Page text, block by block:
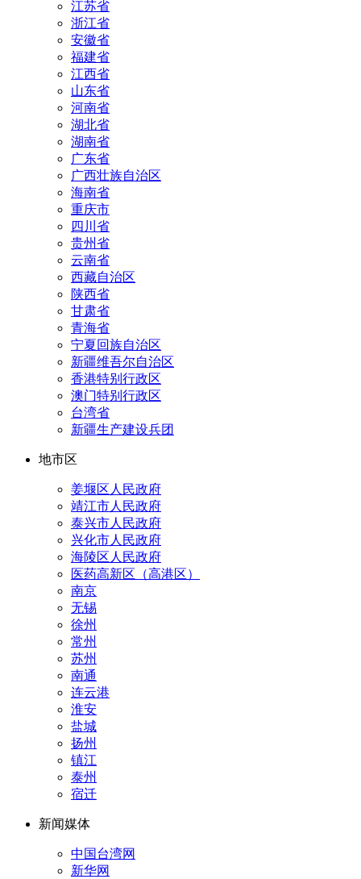
江苏省
浙江省
安徽省
福建省
江西省
山东省
河南省
湖北省
湖南省
广东省
广西壮族自治区
海南省
重庆市
四川省
贵州省
云南省
西藏自治区
陕西省
甘肃省
青海省
宁夏回族自治区
新疆维吾尔自治区
香港特别行政区
澳门特别行政区
台湾省
新疆生产建设兵团
地市区
姜堰区人民政府
靖江市人民政府
泰兴市人民政府
兴化市人民政府
海陵区人民政府
医药高新区（高港区）
南京
无锡
徐州
常州
苏州
南通
连云港
淮安
盐城
扬州
镇江
泰州
宿迁
新闻媒体
中国台湾网
新华网